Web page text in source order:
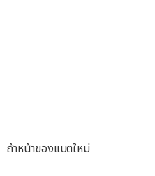
ถ้าหน้าของแบตใหม่